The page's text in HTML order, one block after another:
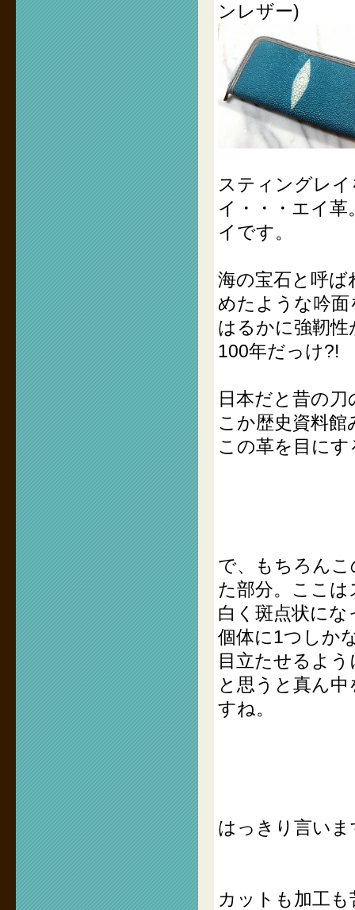
ンレザー)
スティングレ
イ・・・エイ
イです。
海の宝石と呼
めたような吟
はるかに強靭
100年だっけ?!
日本だと昔の
こか歴史資料
この革を目に
で、もちろん
た部分。ここ
白く斑点状に
個体に1つしか
目立たせるよ
と思うと真ん
すね。
はっきり言いま
カットも加工